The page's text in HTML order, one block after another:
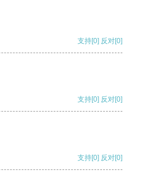
支持[0] 反对[0]
支持[0] 反对[0]
支持[0] 反对[0]